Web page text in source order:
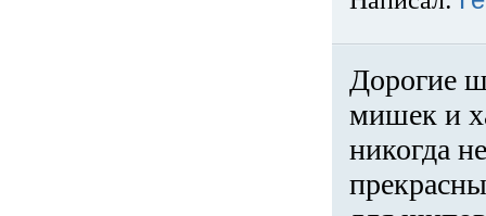
Дорогие
мишек и
никогда